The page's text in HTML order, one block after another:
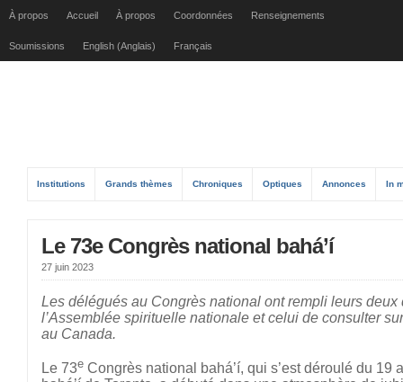
À propos Accueil À propos Coordonnées Renseignements
Soumissions English (Anglais) Français
Institutions Grands thèmes Chroniques Optiques Annonces In
Le 73e Congrès national bahá’í
27 juin 2023
Les délégués au Congrès national ont rempli leurs deux
l’Assemblée spirituelle nationale et celui de consulter
au Canada.
Le 73e Congrès national bahá’í, qui s’est déroulé du 19